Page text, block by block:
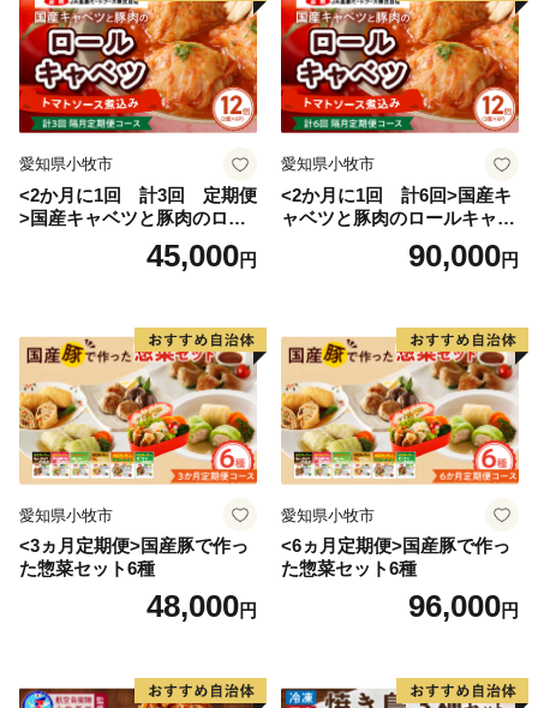
愛知県小牧市
<2か月に1回 計3回 定期便
>国産キャベツと豚肉のロー
ルキャベツ（6P入り）
45,000円
愛知県小牧市
<2か月に1回 計6回>国産キ
ャベツと豚肉のロールキャベ
90,000円
愛知県小牧市
<3ヵ月定期便>国産豚で作っ
た惣菜セット6種
48,000円
愛知県小牧市
<6ヵ月定期便>国産豚で作っ
た惣菜セット6種
96,000円